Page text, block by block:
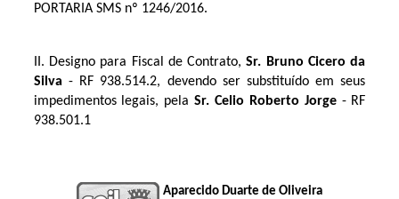
PORTARIA SMS nº 1246/2016.
II. Designo para Fiscal de Contrato, Sr. Bruno Cicero da
Silva - RF 938.514.2, devendo ser substituído em seus
impedimentos legais, pela Sr. Celio Roberto Jorge - RF
938.501.1
Aparecido Duarte de Oliveira